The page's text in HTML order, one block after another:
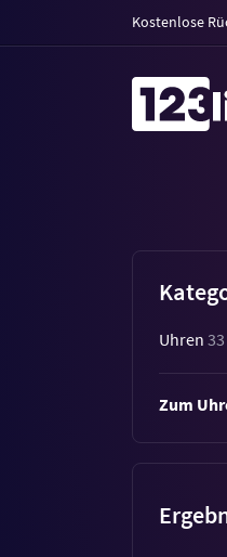
Kostenlose
Uhren 33
Zum